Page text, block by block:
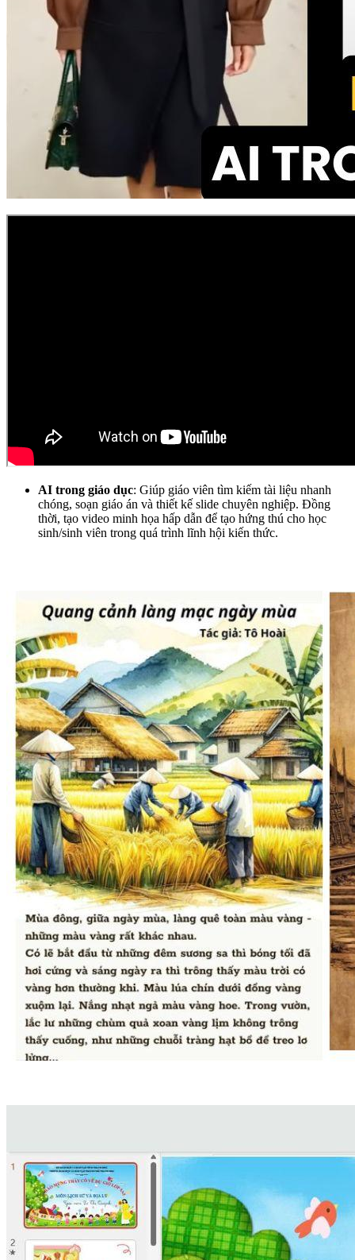
AI trong giáo dục: Giúp giáo viên tìm kiếm tài liệu nhanh
chóng, soạn giáo án và thiết kế slide chuyên nghiệp. Đồng
thời, tạo video minh họa hấp dẫn để tạo hứng thú cho học
sinh/sinh viên trong quá trình lĩnh hội kiến thức.